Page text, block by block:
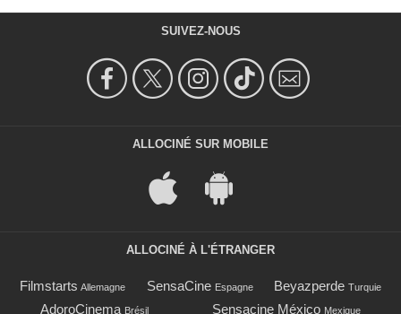
SUIVEZ-NOUS
ALLOCINÉ SUR MOBILE
ALLOCINÉ À L'ÉTRANGER
Filmstarts Allemagne SensaCine Espagne Beyazperde Turquie
AdoroCinema Brésil Sensacine México Mexique